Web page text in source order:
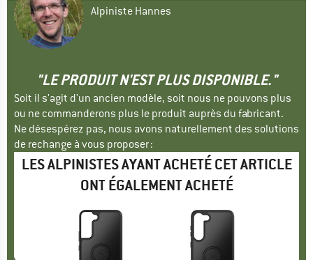
Alpiniste Hannes
"LE PRODUIT N'EST PLUS DISPONIBLE."
Soit il s'agit d'un ancien modèle, soit nous ne pouvons plus
ou ne commanderons plus le produit auprès du fabricant.
Ne désespérez pas, nous avons naturellement des solutions
de rechange à vous proposer :
LES ALPINISTES AYANT ACHETÉ CET ARTICLE
ONT ÉGALEMENT ACHETÉ